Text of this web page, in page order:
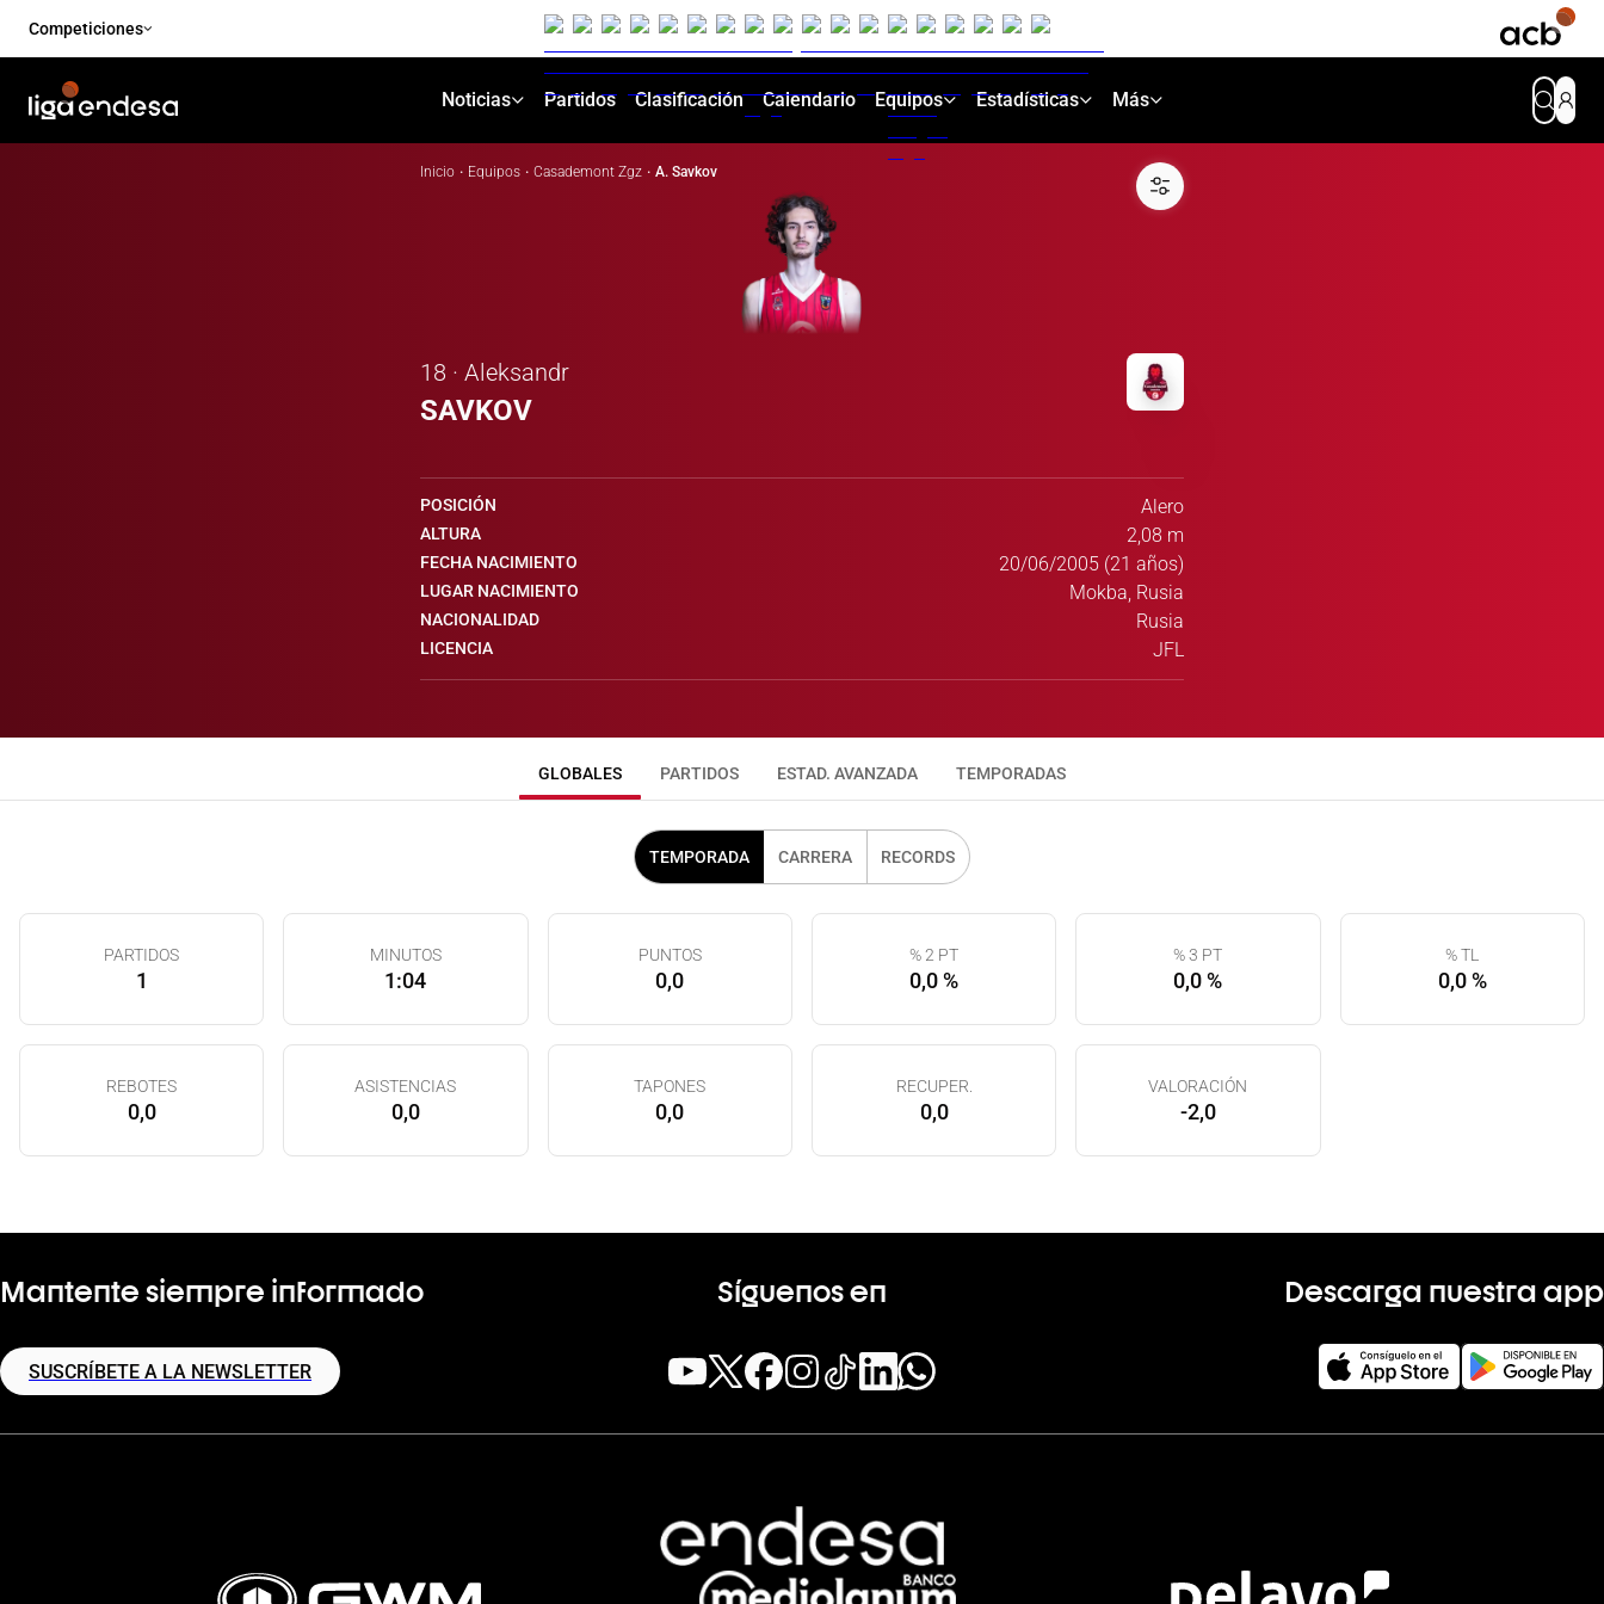
Competiciones
Noticias Partidos Clasificación Calendario Equipos Estadísticas Más
Inicio · Equipos · Casademont Zgz · A. Savkov
18 · Aleksandr
SAVKOV
POSICIÓN Alero
ALTURA 2,08 m
FECHA NACIMIENTO 20/06/2005 (21 años)
LUGAR NACIMIENTO Mokba, Rusia
NACIONALIDAD Rusia
LICENCIA JFL
GLOBALES PARTIDOS ESTAD. AVANZADA TEMPORADAS
TEMPORADA CARRERA RECORDS
PARTIDOS
1
MINUTOS
1:04
PUNTOS
0,0
% 2 PT
0,0 %
% 3 PT
0,0 %
% TL
0,0 %
REBOTES
0,0
ASISTENCIAS
0,0
TAPONES
0,0
RECUPER.
0,0
VALORACIÓN
-2,0
Mantente siempre informado
SUSCRÍBETE A LA NEWSLETTER
Síguenos en Descarga nuestra app